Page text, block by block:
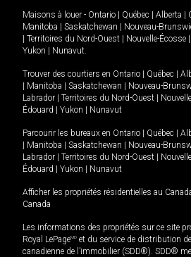
Maisons à louer - Ontario Québec Alberta
Manitoba
Saskatchewan Nouveau-
Territoires du Nord-Ouest Nouvelle-Écosse
Yukon
Nunavut.
Trouver des courtiers en Ontario Québec
Manitoba Saskatchewan Nouveau-
Labrador
Territoires du Nord-Ouest
Édouard
Yukon Nunavut
Parcourir les bureaux en Ontario Québec
Manitoba Saskatchewan Nouveau-
Labrador
Territoires du Nord-Ouest
Édouard
Yukon Nunavut
Afficher les propriétés résidentielles au
Canada
Les informations des propriétés sur ce site
Royal LePageMD et du service de distribution
canadienne de l’immobilier (SDD®). SDD®